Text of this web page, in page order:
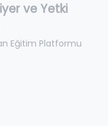
ve Yetki
Eğitim Platformu